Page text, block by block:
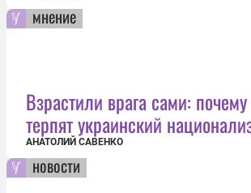
мнение
Взрастили врага сами:
терпят украинский
АНАТОЛИЙ САВЕНКО
новости